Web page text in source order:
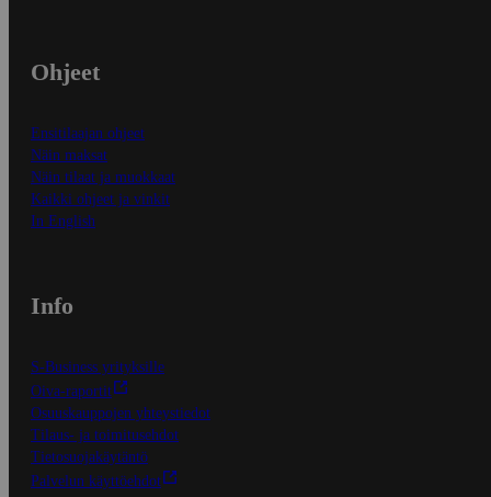
Ohjeet
Ensitilaajan ohjeet
Näin maksat
Näin tilaat ja muokkaat
Kaikki ohjeet ja vinkit
In English
Info
S-Business yrityksille
Oiva-raportit
Osuuskauppojen yhteystiedot
Tilaus- ja toimitusehdot
Tietosuojakäytäntö
Palvelun käyttöehdot